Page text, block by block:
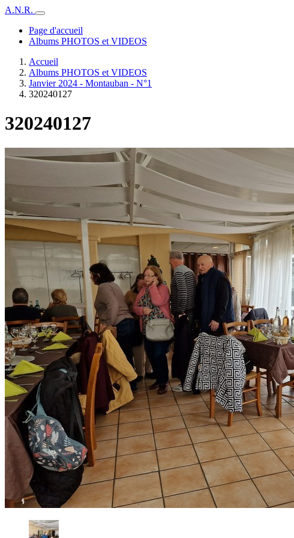
A.N.R.
Page d'accueil
Albums PHOTOS et VIDEOS
Accueil
Albums PHOTOS et VIDEOS
Janvier 2024 - Montauban - N°1
320240127
320240127